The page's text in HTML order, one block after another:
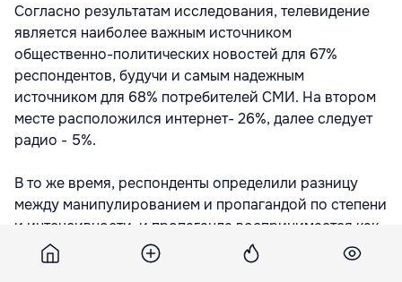
Согласно результатам исследования, телевидение
является наиболее важным источником
общественно-политических новостей для 67%
респондентов, будучи и самым надежным
источником для 68% потребителей СМИ. На втором
месте расположился интернет- 26%, далее следует
радио - 5%.
В то же время, респонденты определили разницу
между манипулированием и пропагандой по степени
и интенсивности, и пропаганда воспринимается как
более интенсивная попытка повлиять на аудиторию.
Только 4% респондентов считают, что СМИ